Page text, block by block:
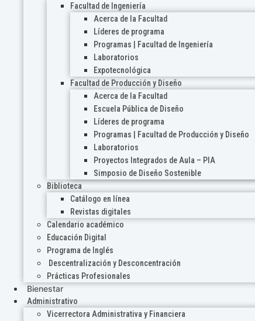
Facultad de Ingeniería
Acerca de la Facultad
Líderes de programa
Programas | Facultad de Ingeniería
Laboratorios
Expotecnológica
Facultad de Producción y Diseño
Acerca de la Facultad
Escuela Pública de Diseño
Líderes de programa
Programas | Facultad de Producción y Diseño
Laboratorios
Proyectos Integrados de Aula – PIA
Simposio de Diseño Sostenible
Biblioteca
Catálogo en línea
Revistas digitales
Calendario académico
Educación Digital
Programa de Inglés
Descentralización y Desconcentración
Prácticas Profesionales
Bienestar
Administrativo
Vicerrectora Administrativa y Financiera